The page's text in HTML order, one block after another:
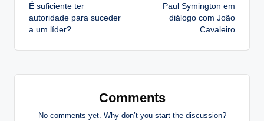
navigation
É suficiente ter
autoridade para suceder
a um líder?
Paul Symington em
diálogo com João
Cavaleiro
Comments
No comments yet. Why don’t you start the discussion?